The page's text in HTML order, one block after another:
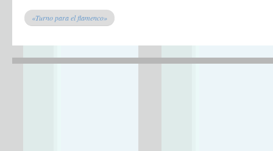
«Turno para el flamenco»